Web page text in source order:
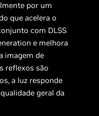
por um
que acelera o
com DLSS
e melhora
imagem de
reflexos são
a luz responde
geral da